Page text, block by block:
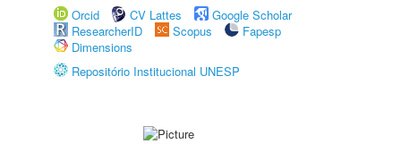
Orcid
CV Lattes
Google Scholar
ResearcherID
Scopus
Fapesp
Dimensions
Repositório Institucional UNESP